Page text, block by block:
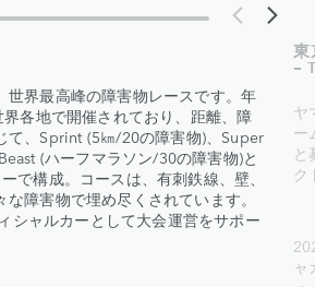
世界最高峰の障害物レースです。年
各地で開催されており、距離、障
て、Sprint (5㎞/20の障害物)、Super
(ハーフマラソン/30の障害物)と
で構成。コースは、有刺鉄線、壁、
障害物で埋め尽くされています。
シャルカーとして大会運営をサポー
東
-
ヤ
ー
と
ク
ャ